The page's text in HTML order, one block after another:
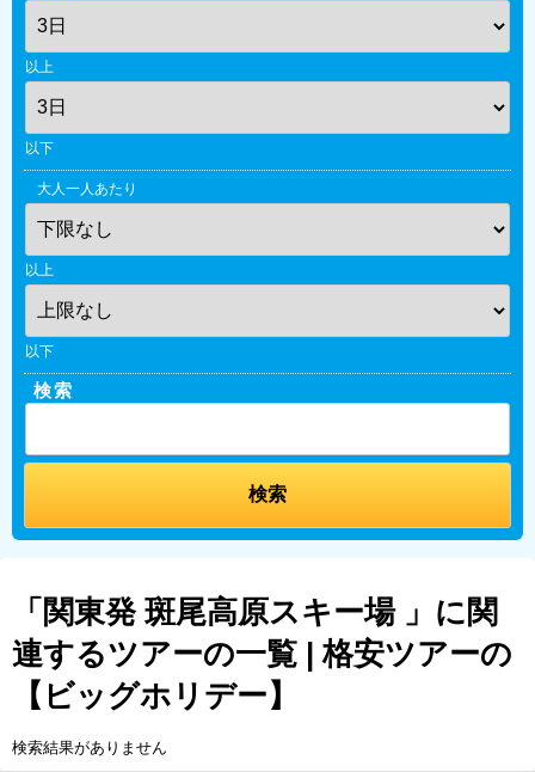
以上
以下
大人一人あたり
以上
以下
検索
「関東発 斑尾高原スキー場 」に関
連するツアーの一覧 | 格安ツアーの
【ビッグホリデー】
検索結果がありません